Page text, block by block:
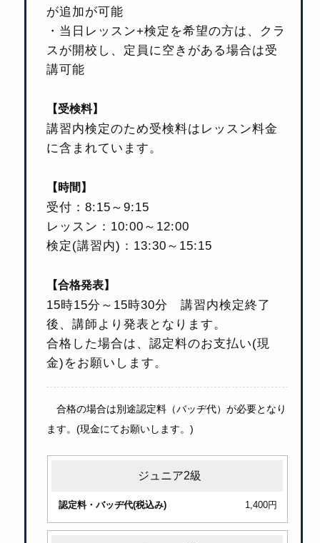
が追加が可能
・当日レッスン+検定を希望の方は、クラ
スが開校し、定員に空きがある場合は受
講可能
【受検料】
講習内検定のため受検料はレッスン料金
に含まれています。
【時間】
受付：8:15～9:15
レッスン：10:00～12:00
検定(講習内)：13:30～15:15
【合格発表】
15時15分～15時30分 講習内検定終了
後、講師より発表となります。
合格した場合は、認定料のお支払い(現
金)をお願いします。
合格の場合は別途認定料（バッヂ代）が必要となり
ます。(現金にてお願いします。)
定
料・
ジュニア2級
1,400円